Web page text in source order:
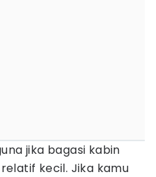
jika bagasi kabin
kecil. Jika kamu